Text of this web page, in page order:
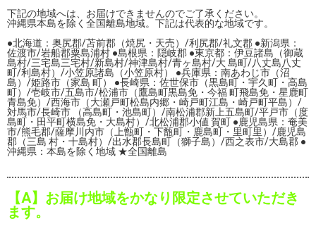
下記の地域へは、お届けできませんのでご了承ください。
沖縄県本島を除く全国離島地域。下記は代表的な地域です。
●北海道：奥尻郡/苫前郡（焼尻・天売）/利尻郡/礼文郡 ●新潟県：
佐渡市/岩船郡粟島浦村 ●島根県：隠岐郡 ●東京都：伊豆諸島（御蔵
島村/三宅島三宅村/新島村/神津島村/青ヶ島村/大 島町/八丈島八丈
町/利島村）/小笠原諸島（小笠原村） ●兵庫県：南あわじ市（沼
島）/姫路市（家島 町） ●長崎県：佐世保市（黒島町・宇久町・高島
町）/壱岐市/五島市/松浦市（鷹島町黒島免・今福 町飛島免・星鹿町
青島免）/西海市（大瀬戸町松島内郷・崎戸町江島・崎戸町平島）/
対馬市/長崎市 （高島町・池島町）/南松浦郡新上五島町/平戸市（度
島町・田平町横島免・大島村）/北松浦郡小値 賀町 ●鹿児島県：奄美
市/熊毛郡/薩摩川内市（上甑町・下甑町・鹿島町・里町里）/鹿児島
郡（三島 村・十島村）/出水郡長島町（獅子島）/西之表市/大島郡 ●
沖縄県：本島を除く地域 ★全国離島
【A】お届け地域をかなり限定させていただき
ます。